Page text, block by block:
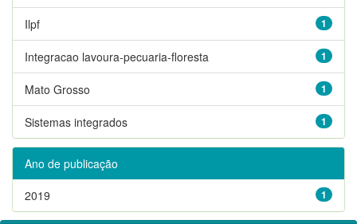
1
Ilpf
1
Integracao lavoura-pecuaria-floresta
1
Mato Grosso
1
Sistemas integrados
Ano de publicação
1
2019